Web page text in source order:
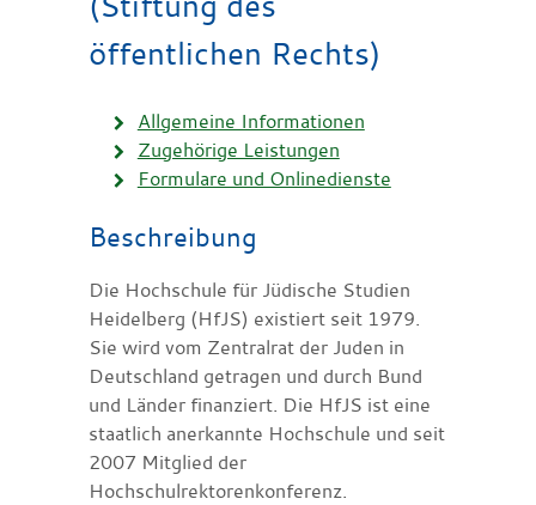
öffentlichen Rechts)
Allgemeine Informationen
Zugehörige Leistungen
Formulare und Onlinedienste
Beschreibung
Die Hochschule für Jüdische Studien
Heidelberg (HfJS) existiert seit 1979.
Sie wird vom Zentralrat der Juden in
Deutschland getragen und durch Bund
und Länder finanziert. Die HfJS ist eine
staatlich anerkannte Hochschule und seit
2007 Mitglied der
Hochschulrektorenkonferenz.